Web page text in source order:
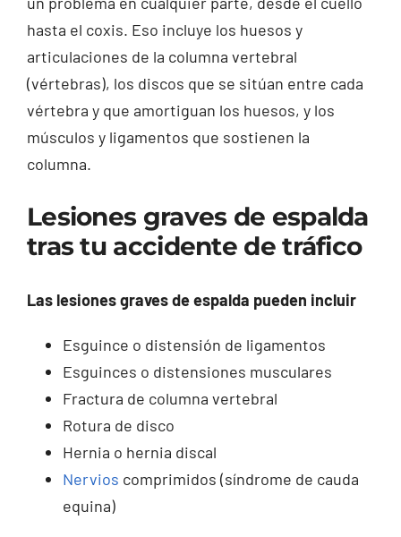
hasta el coxis. Eso incluye los huesos y
articulaciones de la columna vertebral
(vértebras), los discos que se sitúan entre cada
vértebra y que amortiguan los huesos, y los
músculos y ligamentos que sostienen la
columna.
Lesiones graves de espalda
tras tu accidente de tráfico
Las lesiones graves de espalda pueden incluir
Esguince o distensión de ligamentos
Esguinces o distensiones musculares
Fractura de columna vertebral
Rotura de disco
Hernia o hernia discal
Nervios comprimidos (síndrome de cauda
equina)